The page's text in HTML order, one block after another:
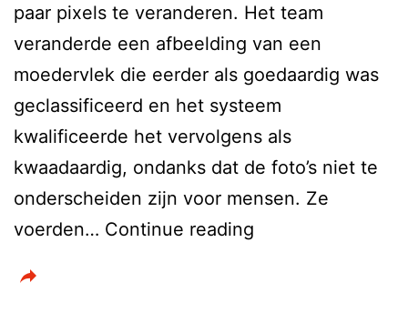
paar pixels te veranderen. Het team
veranderde een afbeelding van een
moedervlek die eerder als goedaardig was
geclassificeerd en het systeem
kwalificeerde het vervolgens als
kwaadaardig, ondanks dat de foto’s niet te
onderscheiden zijn voor mensen. Ze
voerden… Continue reading